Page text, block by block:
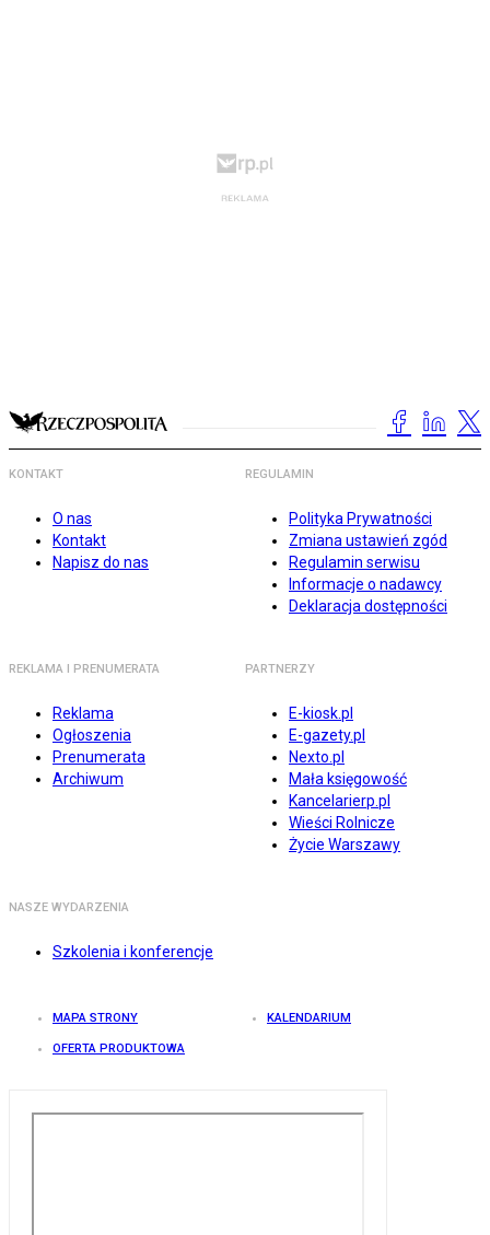
KONTAKT
O nas
Kontakt
Napisz do nas
REGULAMIN
Polityka Prywatności
Zmiana ustawień zgód
Regulamin serwisu
Informacje o nadawcy
Deklaracja dostępności
REKLAMA I PRENUMERATA
Reklama
Ogłoszenia
Prenumerata
Archiwum
PARTNERZY
E-kiosk.pl
E-gazety.pl
Nexto.pl
Mała księgowość
Kancelarierp.pl
Wieści Rolnicze
Życie Warszawy
NASZE WYDARZENIA
Szkolenia i konferencje
MAPA STRONY KALENDARIUM
OFERTA PRODUKTOWA